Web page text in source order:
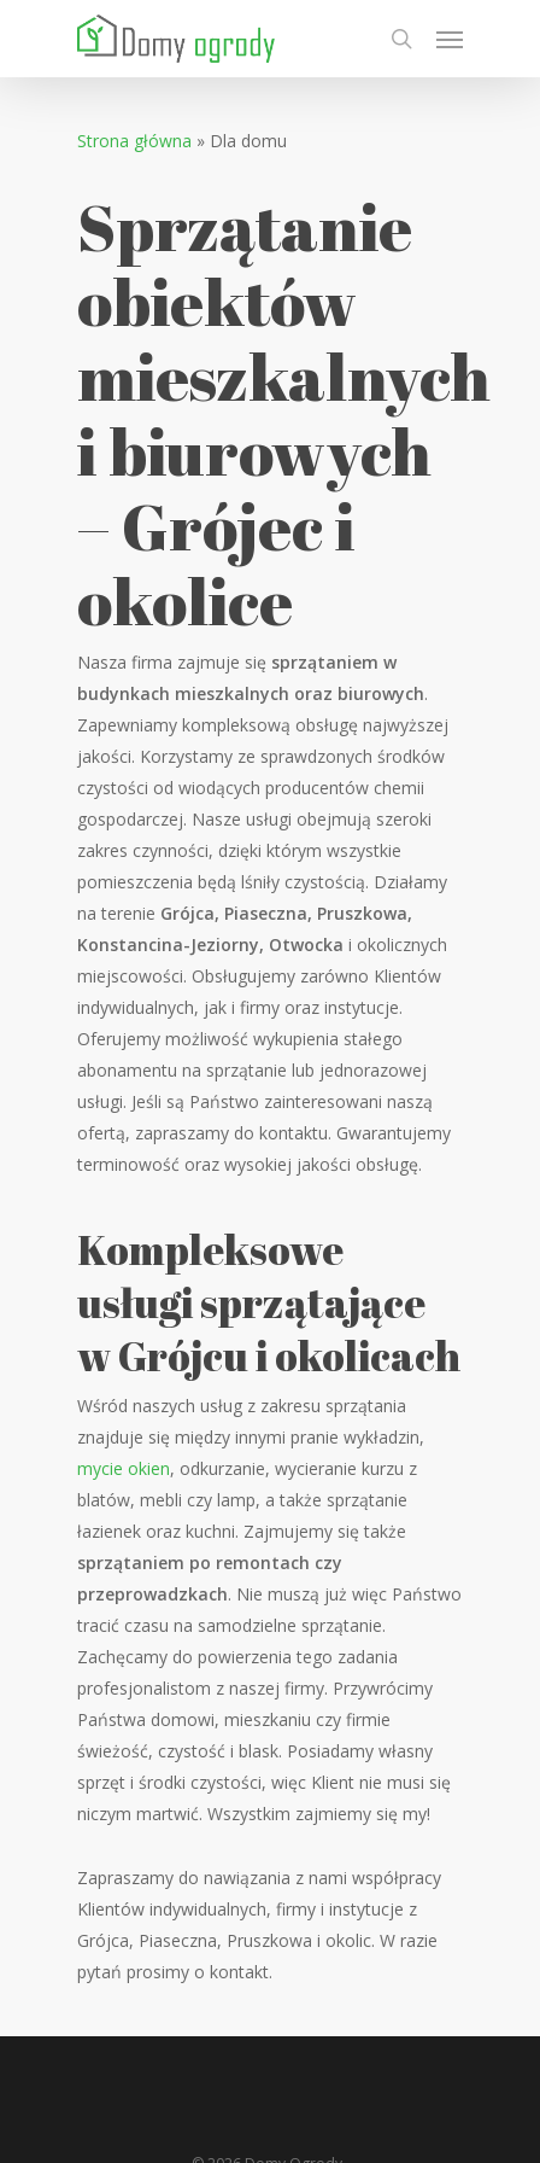
main
search
Menu
Strona główna » Dla domu
Sprzątanie
obiektów
mieszkalnych
i biurowych
– Grójec i
okolice
Nasza firma zajmuje się sprzątaniem w
budynkach mieszkalnych oraz biurowych.
Zapewniamy kompleksową obsługę najwyższej
jakości. Korzystamy ze sprawdzonych środków
czystości od wiodących producentów chemii
gospodarczej. Nasze usługi obejmują szeroki
zakres czynności, dzięki którym wszystkie
pomieszczenia będą lśniły czystością. Działamy
na terenie Grójca, Piaseczna, Pruszkowa,
Konstancina-Jeziorny, Otwocka i okolicznych
miejscowości. Obsługujemy zarówno Klientów
indywidualnych, jak i firmy oraz instytucje.
Oferujemy możliwość wykupienia stałego
abonamentu na sprzątanie lub jednorazowej
usługi. Jeśli są Państwo zainteresowani naszą
ofertą, zapraszamy do kontaktu. Gwarantujemy
terminowość oraz wysokiej jakości obsługę.
Kompleksowe
usługi sprzątające
w Grójcu i okolicach
Wśród naszych usług z zakresu sprzątania
znajduje się między innymi pranie wykładzin,
mycie okien, odkurzanie, wycieranie kurzu z
blatów, mebli czy lamp, a także sprzątanie
łazienek oraz kuchni. Zajmujemy się także
sprzątaniem po remontach czy
przeprowadzkach. Nie muszą już więc Państwo
tracić czasu na samodzielne sprzątanie.
Zachęcamy do powierzenia tego zadania
profesjonalistom z naszej firmy. Przywrócimy
Państwa domowi, mieszkaniu czy firmie
świeżość, czystość i blask. Posiadamy własny
sprzęt i środki czystości, więc Klient nie musi się
niczym martwić. Wszystkim zajmiemy się my!
Zapraszamy do nawiązania z nami współpracy
Klientów indywidualnych, firmy i instytucje z
Grójca, Piaseczna, Pruszkowa i okolic. W razie
pytań prosimy o kontakt.